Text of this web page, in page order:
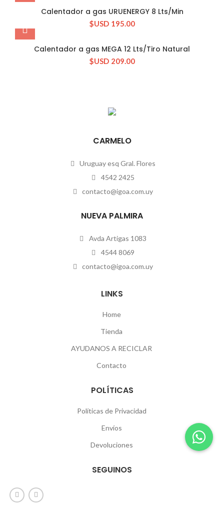
Calentador a gas URUENERGY 8 Lts/Min
$USD 195.00
Calentador a gas MEGA 12 Lts/Tiro Natural
$USD 209.00
CARMELO
Uruguay esq Gral. Flores
4542 2425
contacto@igoa.com.uy
NUEVA PALMIRA
Avda Artigas 1083
4544 8069
contacto@igoa.com.uy
LINKS
Home
Tienda
AYUDANOS A RECICLAR
Contacto
POLÍTICAS
Políticas de Privacidad
Envíos
Devoluciones
SEGUINOS